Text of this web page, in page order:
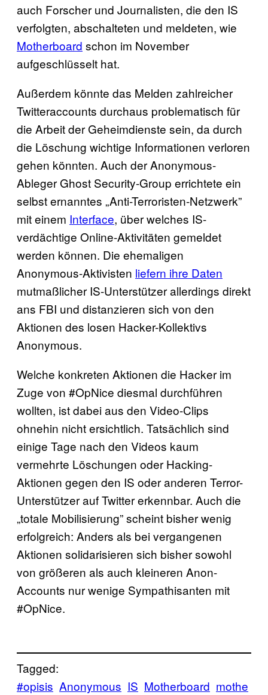
auch Forscher und Journalisten, die den IS
verfolgten, abschalteten und meldeten, wie
Motherboard schon im November
aufgeschlüsselt hat.
Außerdem könnte das Melden zahlreicher
Twitteraccounts durchaus problematisch für
die Arbeit der Geheimdienste sein, da durch
die Löschung wichtige Informationen verloren
gehen könnten. Auch der Anonymous-
Ableger Ghost Security-Group errichtete ein
selbst ernanntes „Anti-Terroristen-Netzwerk”
mit einem Interface, über welches IS-
verdächtige Online-Aktivitäten gemeldet
werden können. Die ehemaligen
Anonymous-Aktivisten liefern ihre Daten
mutmaßlicher IS-Unterstützer allerdings direkt
ans FBI und distanzieren sich von den
Aktionen des losen Hacker-Kollektivs
Anonymous.
Welche konkreten Aktionen die Hacker im
Zuge von #OpNice diesmal durchführen
wollten, ist dabei aus den Video-Clips
ohnehin nicht ersichtlich. Tatsächlich sind
einige Tage nach den Videos kaum
vermehrte Löschungen oder Hacking-
Aktionen gegen den IS oder anderen Terror-
Unterstützer auf Twitter erkennbar. Auch die
„totale Mobilisierung” scheint bisher wenig
erfolgreich: Anders als bei vergangenen
Aktionen solidarisieren sich bisher sowohl
von größeren als auch kleineren Anon-
Accounts nur wenige Sympathisanten mit
#OpNice.
Tagged:
#opisis Anonymous IS Motherboard mothe